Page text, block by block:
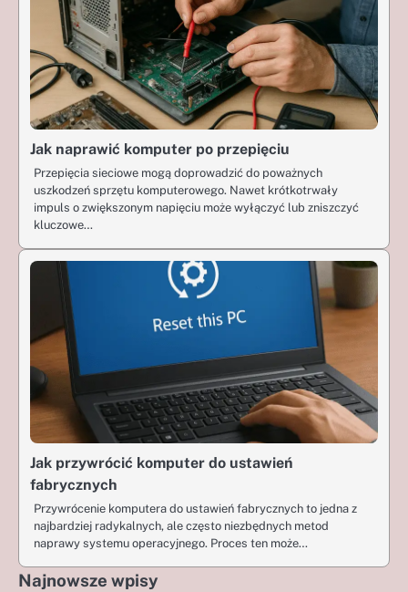
Jak naprawić komputer po przepięciu
Przepięcia sieciowe mogą doprowadzić do poważnych
uszkodzeń sprzętu komputerowego. Nawet krótkotrwały
impuls o zwiększonym napięciu może wyłączyć lub zniszczyć
kluczowe…
Jak przywrócić komputer do ustawień
fabrycznych
Przywrócenie komputera do ustawień fabrycznych to jedna z
najbardziej radykalnych, ale często niezbędnych metod
naprawy systemu operacyjnego. Proces ten może…
Najnowsze wpisy